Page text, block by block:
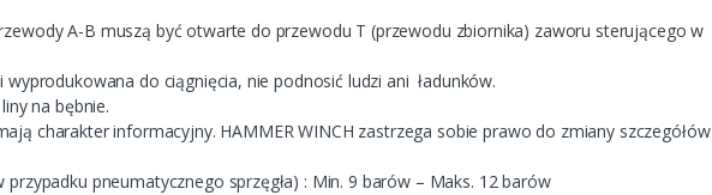
A-B muszą być otwarte do przewodu T (przewodu zbiornika) zaworu sterującego w
do ciągnięcia, nie podnosić ludzi ani ładunków.
na bębnie.
charakter informacyjny. HAMMER WINCH zastrzega sobie prawo do zmiany szczegółów
pneumatycznego sprzęgła) : Min. 9 barów – Maks. 12 barów